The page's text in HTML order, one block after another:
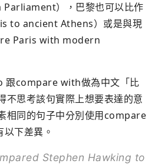
），巴黎也可以比作
to ancient Athens）或是與現
Paris with modern
跟compare with做為中文「比
不思考該句實際上想要表達的意
相同的句子中分別使用compare
下差異。
Stephen Hawking to